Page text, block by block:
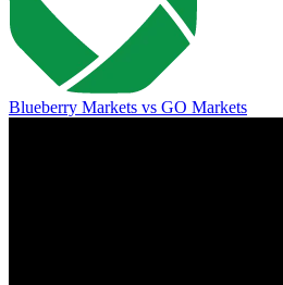
Blueberry Markets vs GO Markets